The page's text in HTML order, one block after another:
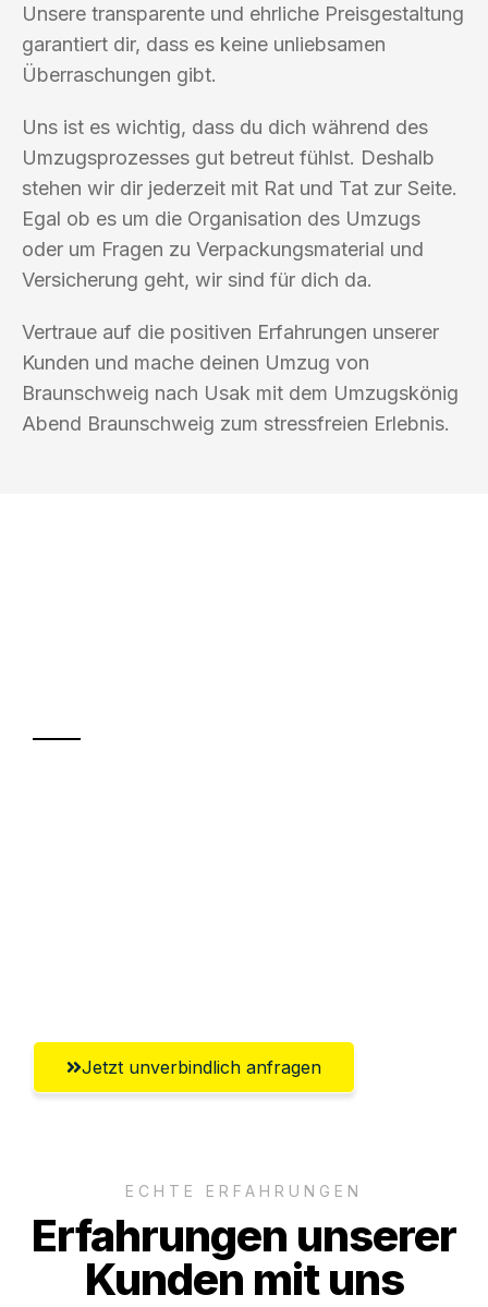
Unsere transparente und ehrliche Preisgestaltung
garantiert dir, dass es keine unliebsamen
Überraschungen gibt.
Uns ist es wichtig, dass du dich während des
Umzugsprozesses gut betreut fühlst. Deshalb
stehen wir dir jederzeit mit Rat und Tat zur Seite.
Egal ob es um die Organisation des Umzugs
oder um Fragen zu Verpackungsmaterial und
Versicherung geht, wir sind für dich da.
Vertraue auf die positiven Erfahrungen unserer
Kunden und mache deinen Umzug von
Braunschweig nach Usak mit dem Umzugskönig
Abend Braunschweig zum stressfreien Erlebnis.
Jetzt unverbindlich anfragen
ECHTE ERFAHRUNGEN
Erfahrungen unserer
Kunden mit uns